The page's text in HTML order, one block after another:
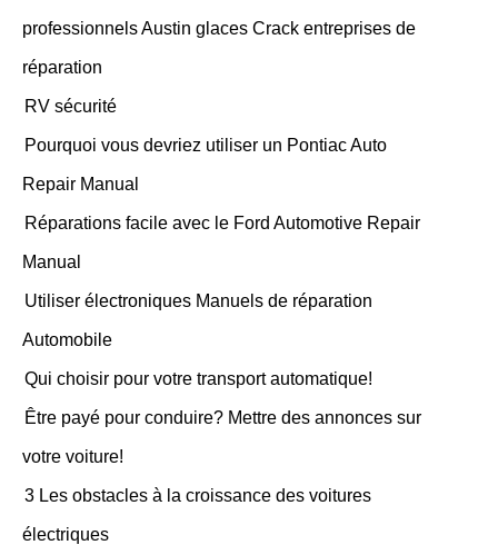
professionnels Austin glaces Crack entreprises de
réparation
RV sécurité
Pourquoi vous devriez utiliser un Pontiac Auto
Repair Manual
Réparations facile avec le Ford Automotive Repair
Manual
Utiliser électroniques Manuels de réparation
Automobile
Qui choisir pour votre transport automatique!
Être payé pour conduire? Mettre des annonces sur
votre voiture!
3 Les obstacles à la croissance des voitures
électriques